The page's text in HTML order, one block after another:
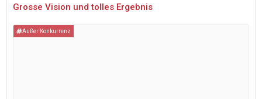
Grosse Vision und tolles Ergebnis
Außer Konkurrenz